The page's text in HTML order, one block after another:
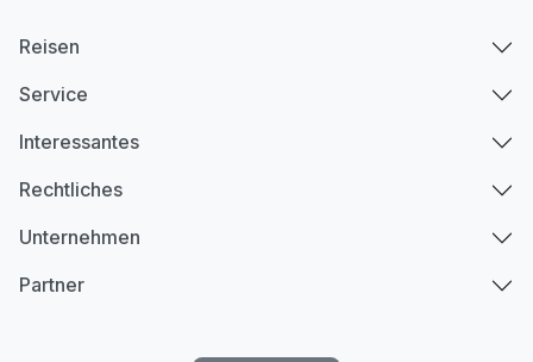
Reisen
Service
Interessantes
Rechtliches
Unternehmen
Partner